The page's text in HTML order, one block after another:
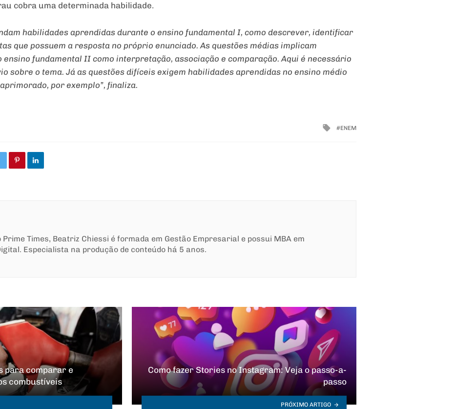
cobra uma determinada habilidade.
habilidades aprendidas durante o ensino fundamental I, como descrever, identificar
que possuem a resposta no próprio enunciado. As questões médias implicam
fundamental II como interpretação, associação e comparação. Aqui é necessário
sobre o tema. Já as questões difíceis exigem habilidades aprendidas no ensino médio
por exemplo”, finaliza.
Tagged
ENEM
Times, Beatriz Chiessi é formada em Gestão Empresarial e possui MBA em
Especialista na produção de conteúdo há 5 anos.
para comparar e
combustíveis
Como fazer Stories no Instagram: Veja o passo-a-
passo
PRÓXIMO ARTIGO